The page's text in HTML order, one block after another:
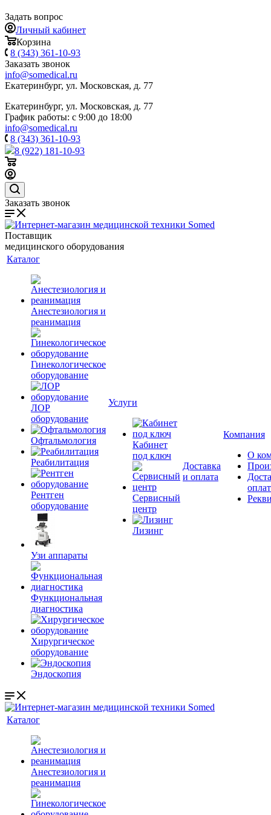
Задать вопрос
Личный кабинет
Корзина
8 (343) 361-10-93
Заказать звонок
info@somedical.ru
Екатеринбург, ул. Московская, д. 77
Екатеринбург, ул. Московская, д. 77
График работы: с 9:00 до 18:00
info@somedical.ru
8 (343) 361-10-93
8 (922) 181-10-93
Заказать звонок
Поставщик
медицинского оборудования
Каталог
Анестезиология и
реанимация
Гинекологическое
оборудование
ЛОР
оборудование
Офтальмология
Реабилитация
Рентген
оборудование
Узи аппараты
Функциональная
диагностика
Хирургическое
оборудование
Эндоскопия
Услуги
Кабинет
под ключ
Сервисный
центр
Лизинг
Доставка
и оплата
Компания
О
Каталог
Анестезиология и
реанимация